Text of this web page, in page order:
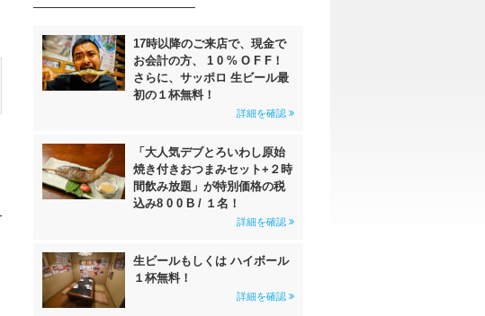
17時以降のご来店で、現金で
お会計の方、 1 0 % O F F！
さらに、サッポロ 生ビール最
初の１杯無料！
詳細を確認
「大人気デブとろいわし原始
焼き付きおつまみセット+２時
間飲み放題」が特別価格の税
込み8 0 0 B / １名！
詳細を確認
生ビールもしくは ハイボール
１杯無料！
詳細を確認